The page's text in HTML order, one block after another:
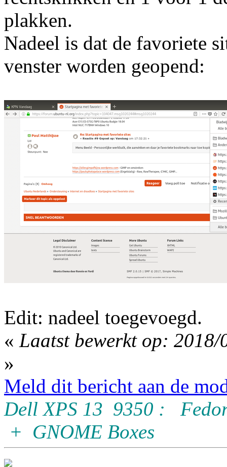
plakken.
Nadeel is dat de favoriete
venster worden geopend:
Edit: nadeel toegevoegd.
« Laatst bewerkt op:
»
Meld dit bericht aan de
Dell XPS 13 9350 :
+ GNOME Boxes